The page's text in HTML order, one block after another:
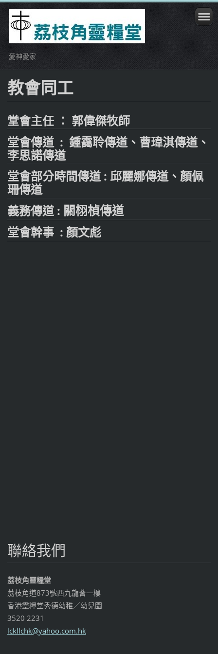
愛神愛家
教會同工
堂會主任 ： 郭偉傑牧師
堂會傳道 : 鍾靄聆傳道、曹瑋淇傳道、
李思諾傳道
堂會部分時間傳道: 邱麗娜傳道、顏佩
珊傳道
義務傳道: 關栩楨傳道
堂會幹事 : 顏文彪
聯絡我們
荔枝角靈糧堂
荔枝角道873號西九龍薈一樓
香港靈糧堂秀德幼稚／幼兒園
3520 2231
lckllchk@yahoo.com.hk